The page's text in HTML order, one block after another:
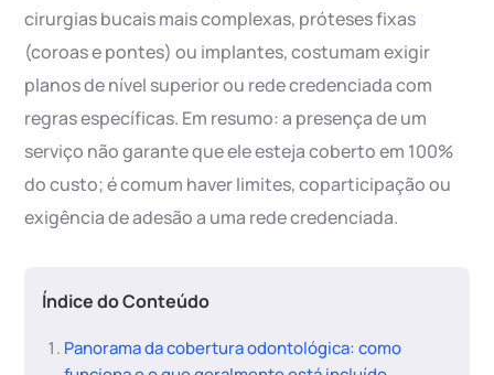
cirurgias bucais mais complexas, próteses fixas
(coroas e pontes) ou implantes, costumam exigir
planos de nível superior ou rede credenciada com
regras específicas. Em resumo: a presença de um
serviço não garante que ele esteja coberto em 100%
do custo; é comum haver limites, coparticipação ou
exigência de adesão a uma rede credenciada.
Índice do Conteúdo
Panorama da cobertura odontológica: como